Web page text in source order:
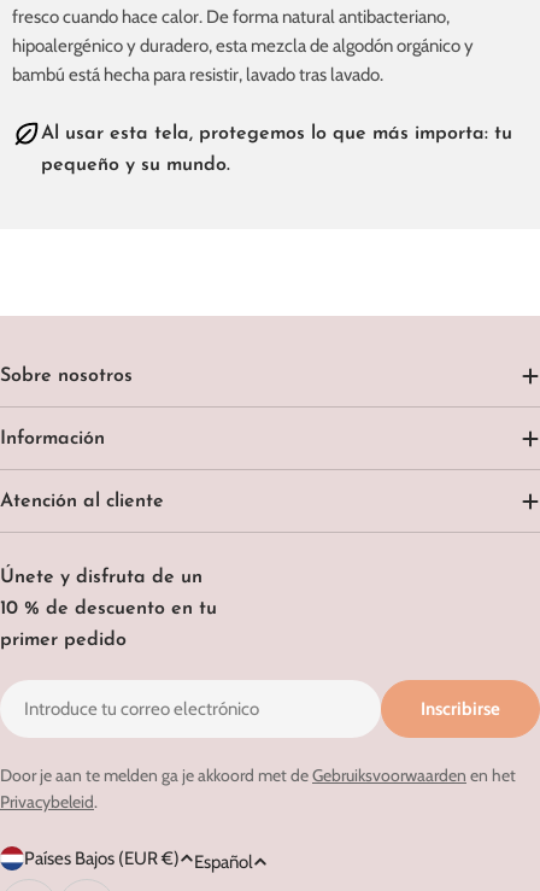
fresco cuando hace calor. De forma natural antibacteriano,
hipoalergénico y duradero, esta mezcla de algodón orgánico y
bambú está hecha para resistir, lavado tras lavado.
Al usar esta tela, protegemos lo que más importa: tu
pequeño y su mundo.
Únete y disfruta de un
10 % de descuento en tu
primer pedido
Correo
electrónico
Inscribirse
Door je aan te melden ga je akkoord met deGebruiksvoorwaarden en het
Privacybeleid.
Sobre nosotros
Información
Atención al cliente
P
Países Bajos (EUR €)
I
Español